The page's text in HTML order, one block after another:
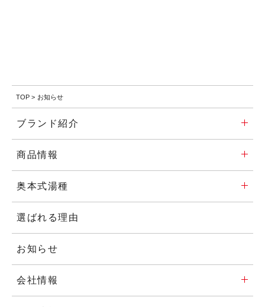
TOP > お知らせ
ブランド紹介
商品情報
奥本式湯種
選ばれる理由
お知らせ
会社情報